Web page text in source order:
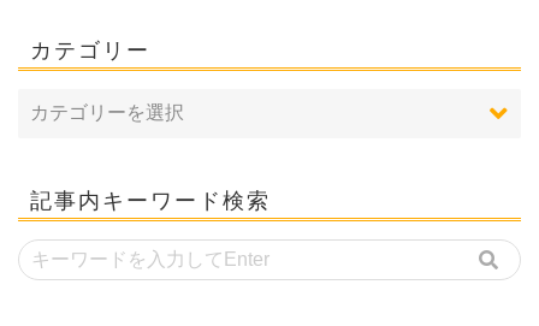
カテゴリー
記事内キーワード検索